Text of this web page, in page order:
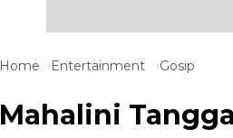
Home Entertainment Gosip
Mahalini